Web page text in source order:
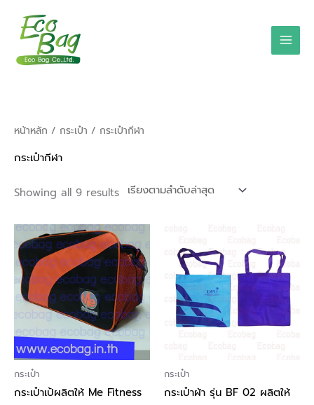
content
หน้าหลัก / กระเป๋า / กระเป๋ากีฬา
กระเป๋ากีฬา
Showing all 9 results
Sorted
by
กระเป๋า
กระเป๋าเป้ผลิตให้ Me Fitness
กระเป๋า
กระเป๋าผ้า รุ่น BF 02 ผลิตให้